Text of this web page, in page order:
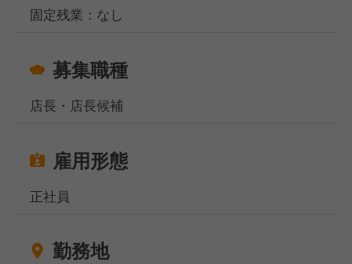
固定残業：なし
募集職種
店長・店長候補
雇用形態
正社員
勤務地